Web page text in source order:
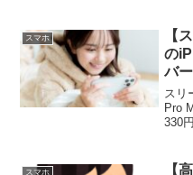
スマホ
【
の
バ
【
スリ
Pro
330
以
スマホ
【